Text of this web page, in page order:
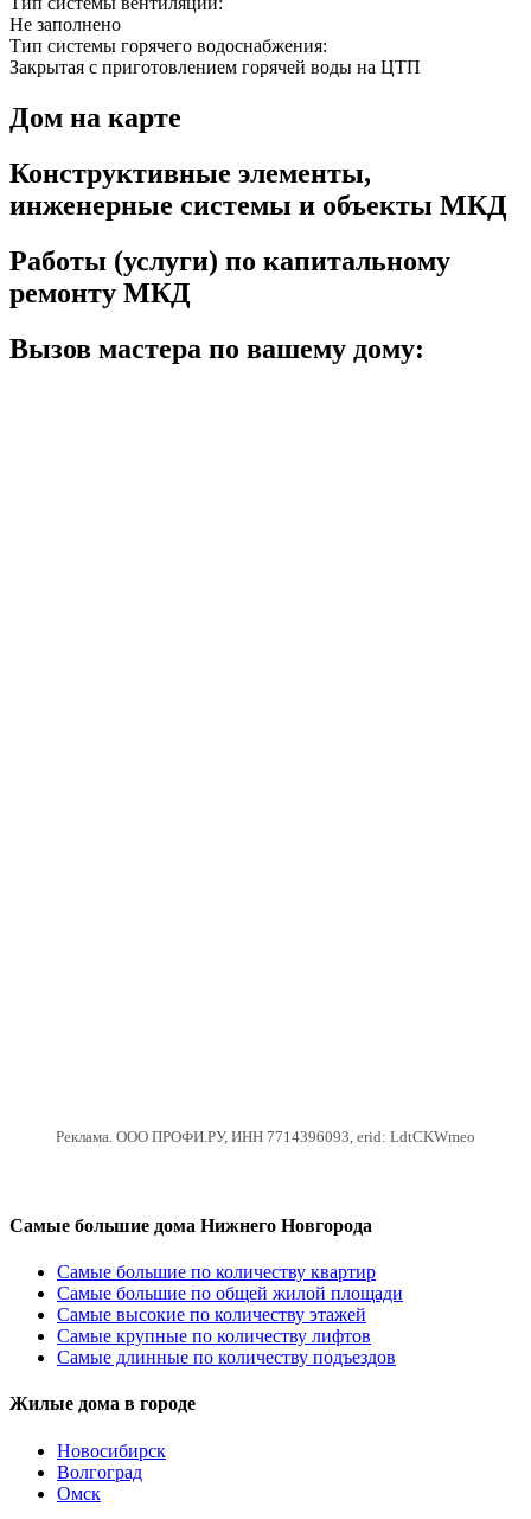
Не заполнено
Тип системы горячего водоснабжения:
Закрытая с приготовлением горячей воды на ЦТП
Дом на карте
Конструктивные элементы,
инженерные системы и объекты МКД
Работы (услуги) по капитальному
ремонту МКД
Вызов мастера по вашему дому:
Реклама. ООО ПРОФИ.РУ, ИНН 7714396093, erid: LdtCKWmeo
Самые большие дома Нижнего Новгорода
Самые большие по количеству квартир
Самые большие по общей жилой площади
Самые высокие по количеству этажей
Самые крупные по количеству лифтов
Самые длинные по количеству подъездов
Жилые дома в городе
Новосибирск
Волгоград
Омск